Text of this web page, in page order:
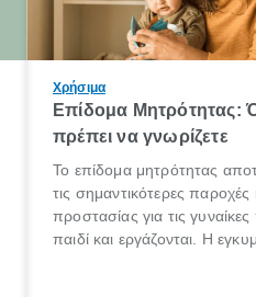
Χρήσιμα
Επίδομα Μητρότητας:
πρέπει να γνωρίζετε
Το επίδομα μητρότητας
τις σημαντικότερες παροχές
προστασίας για τις
παιδί και εργάζονται. Η
σημαντική περίοδος στη